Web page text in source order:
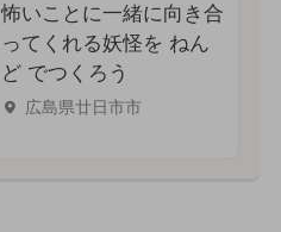
怖いことに一緒に向き合
ってくれる妖怪を ねん
ど でつくろう
広島県廿日市市